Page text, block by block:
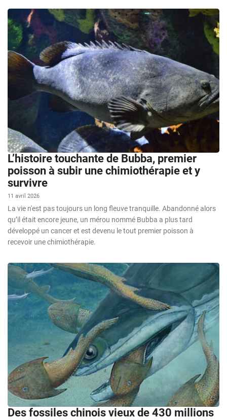
L’histoire touchante de Bubba, premier
poisson à subir une chimiothérapie et y
survivre
11 avril 2026
La vie n'est pas toujours un long fleuve tranquille. Abandonné alors
qu’il était encore jeune, un mérou nommé Bubba a plus tard
développé un cancer et est devenu le tout premier poisson à
recevoir une chimiothérapie.
Des fossiles chinois vieux de 430 millions